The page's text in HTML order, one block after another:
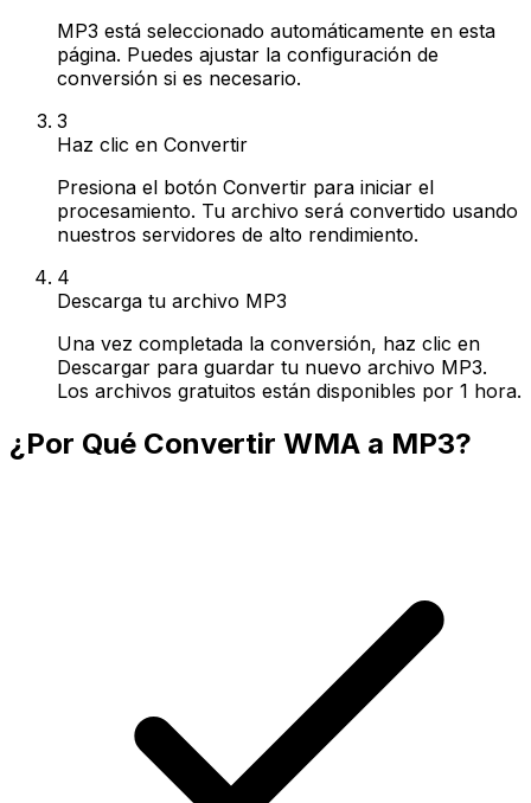
MP3 está seleccionado automáticamente en esta
página. Puedes ajustar la configuración de
conversión si es necesario.
3
Haz clic en Convertir
Presiona el botón Convertir para iniciar el
procesamiento. Tu archivo será convertido usando
nuestros servidores de alto rendimiento.
4
Descarga tu archivo MP3
Una vez completada la conversión, haz clic en
Descargar para guardar tu nuevo archivo MP3.
Los archivos gratuitos están disponibles por 1 hora.
¿Por Qué Convertir WMA a MP3?